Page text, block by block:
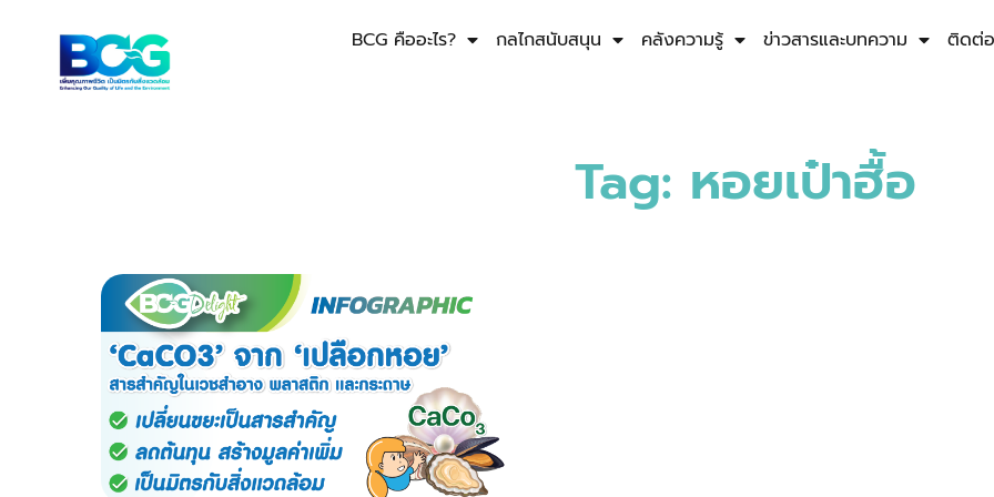
BCG คืออะไร? กลไกสนับสนุน คลังความรู้ ข่าวสารและบทความ ติดต่อ
Tag: หอยเป๋าฮื้อ